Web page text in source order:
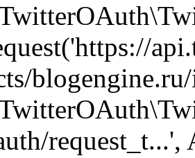
request_t...',